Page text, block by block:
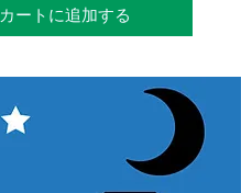
カートに追加する